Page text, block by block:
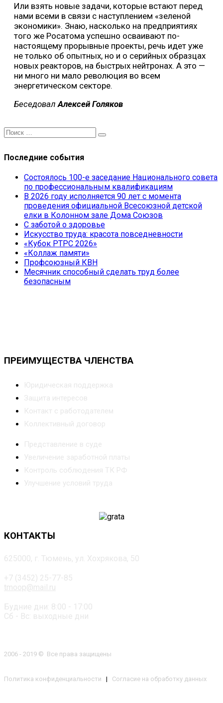
Или взять новые задачи, которые встают перед
нами всеми в связи с наступлением «зеленой
экономики». Знаю, насколько на предприятиях
того же Росатома успешно осваивают по-
настоящему прорывные проекты, речь идет уже
не только об опытных, но и о серийных образцах
новых реакторов, на быстрых нейтронах. А это —
ни много ни мало революция во всем
энергетическом секторе.
БеседовалАлексей Голяков
Последние события
Состоялось 100-е заседание Национального совета
по профессиональным квалификациям
В 2026 году исполняется 90 лет с момента
проведения официальной Всесоюзной детской
елки в Колонном зале Дома Союзов
С заботой о здоровье
Искусство труда: красота повседневности
«Кубок РТРС 2026»
«Коллаж памяти»
Профсоюзный КВН
Месячник способный сделать труд более
безопасным
ПРЕИМУЩЕСТВА ЧЛЕНСТВА
Юридическая поддержка
Защита интересов
Контакт с работодателем
Коллективный договор
Представление в суде
Увеличение заработной платы
Контроль соблюдения ТК РФ
Улучшение условий труда
КОНТАКТЫ
625000, г. Тюмень, ул. Хохрякова, 50
+7 (3452) 25-77-85
tmoop@mail.ru
Будние дни: 8:00 - 17:00
Сб - Вс: выходные дни
2006 - 2019 © Все права защищены
Политика конфиденциальности | Согласие на обработку данных